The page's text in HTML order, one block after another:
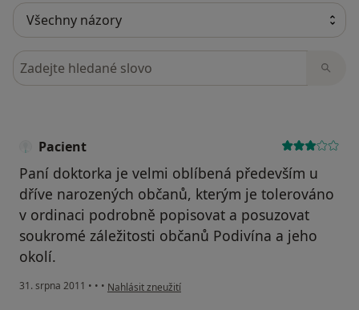
Hledejte v názorech
Pacient
Paní doktorka je velmi oblíbená především u
dříve narozených občanů, kterým je tolerováno
v ordinaci podrobně popisovat a posuzovat
soukromé záležitosti občanů Podivína a jeho
okolí.
31. srpna 2011 • • • podle názoru uživatele Pacient
Nahlásit zneužití